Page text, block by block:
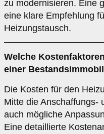
zu modernisieren. Eine
eine klare Empfehlung
Heizungstausch.
Welche
einer
Die Kosten für den
Mitte die Anschaffungs-
auch mögliche
Eine detaillierte